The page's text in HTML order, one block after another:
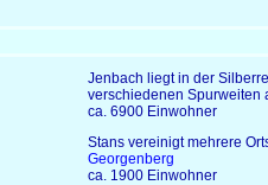
Jenbach liegt in der
verschiedenen Spurweiten
ca. 6900 Einwohner
Stans vereinigt mehrere
Georgenberg
ca. 1900 Einwohner